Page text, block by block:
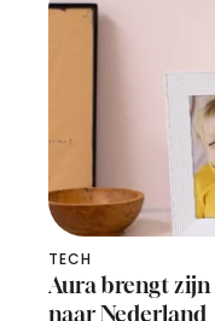
TECH
Aura brengt
naar Nederland